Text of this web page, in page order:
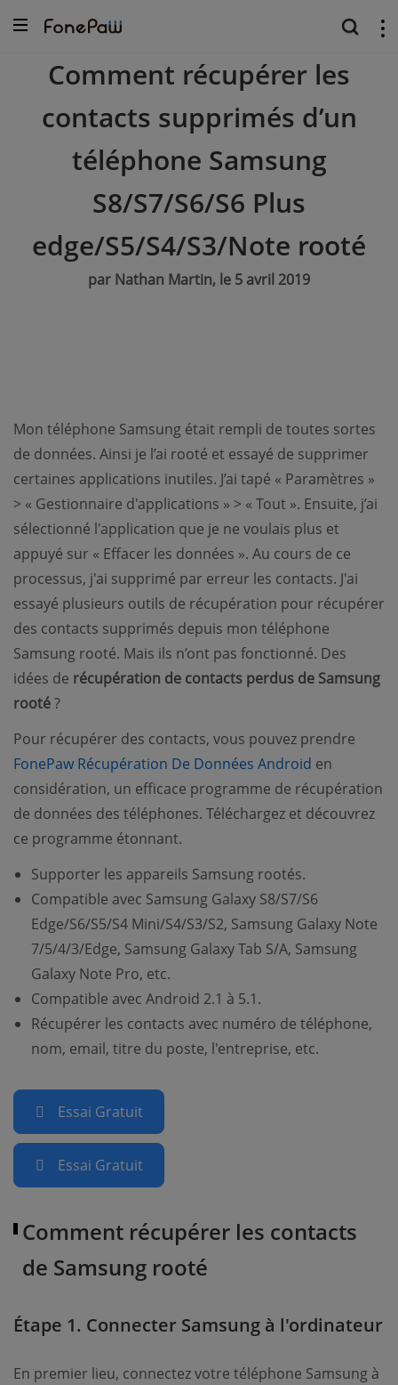
Comment récupérer les
contacts supprimés d’un
téléphone Samsung
S8/S7/S6/S6 Plus
edge/S5/S4/S3/Note rooté
par Nathan Martin, le 5 avril 2019
Mon téléphone Samsung était rempli de toutes sortes
de données. Ainsi je l’ai rooté et essayé de supprimer
certaines applications inutiles. J’ai tapé « Paramètres »
> « Gestionnaire d'applications » > « Tout ». Ensuite, j’ai
sélectionné l'application que je ne voulais plus et
appuyé sur « Effacer les données ». Au cours de ce
processus, j'ai supprimé par erreur les contacts. J'ai
essayé plusieurs outils de récupération pour récupérer
des contacts supprimés depuis mon téléphone
Samsung rooté. Mais ils n’ont pas fonctionné. Des
idées de récupération de contacts perdus de Samsung
rooté?
Pour récupérer des contacts, vous pouvez prendre
FonePaw Récupération De Données Android (opens new
en
considération, un efficace programme de récupération
de données des téléphones. Téléchargez et découvrez
ce programme étonnant.
Supporter les appareils Samsung rootés.
Compatible avec Samsung Galaxy S8/S7/S6
Edge/S6/S5/S4 Mini/S4/S3/S2, Samsung Galaxy Note
7/5/4/3/Edge, Samsung Galaxy Tab S/A, Samsung
Galaxy Note Pro, etc.
Compatible avec Android 2.1 à 5.1.
Récupérer les contacts avec numéro de téléphone,
nom, email, titre du poste, l'entreprise, etc.
Essai Gratuit
Essai Gratuit
Comment récupérer les contacts
de Samsung rooté
Étape 1. Connecter Samsung à l'ordinateur
En premier lieu, connectez votre téléphone Samsung à